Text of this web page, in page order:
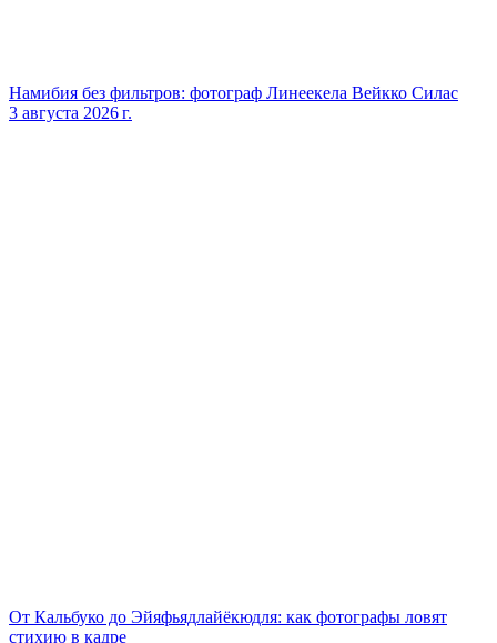
Намибия без фильтров: фотограф Линеекела Вейкко Силас
3 августа 2026 г.
От Кальбуко до Эйяфьядлайёкюдля: как фотографы ловят
стихию в кадре